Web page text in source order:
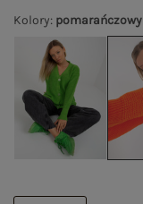
Kolory: pomarańczowy